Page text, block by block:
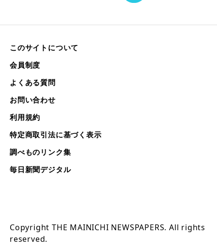
このサイトについて
会員制度
よくある質問
お問い合わせ
利用規約
特定商取引法に基づく表示
調べものリンク集
毎日新聞デジタル
Copyright THE MAINICHI NEWSPAPERS. All rights
reserved.